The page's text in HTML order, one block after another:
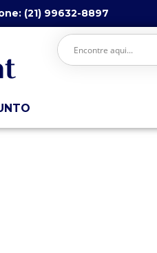
(21) 99632-8897